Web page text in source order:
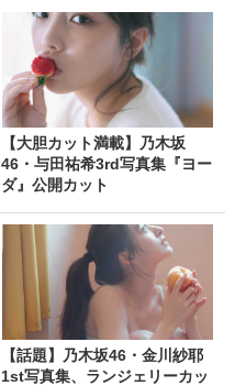
【大胆カット満載】乃木坂
46・与田祐希3rd写真集『ヨー
ダ』公開カット
【話題】乃木坂46・金川紗耶
1st写真集、ランジェリーカッ